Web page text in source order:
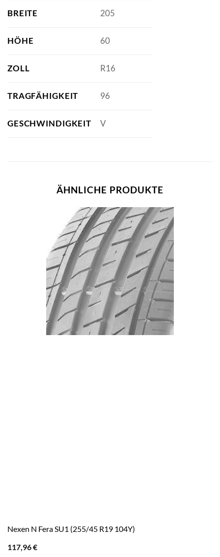
BREITE 205
HÖHE 60
ZOLL R16
TRAGFÄHIGKEIT 96
GESCHWINDIGKEIT V
ÄHNLICHE PRODUKTE
Nexen N Fera SU1 (255/45 R19 104Y)
117,96€